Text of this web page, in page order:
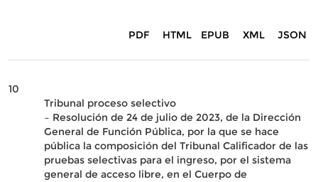
PDF HTML EPUB XML JSON
10
Tribunal proceso selectivo
– Resolución de 24 de julio de 2023, de la Dirección
General de Función Pública, por la que se hace
pública la composición del Tribunal Calificador de las
pruebas selectivas para el ingreso, por el sistema
general de acceso libre, en el Cuerpo de